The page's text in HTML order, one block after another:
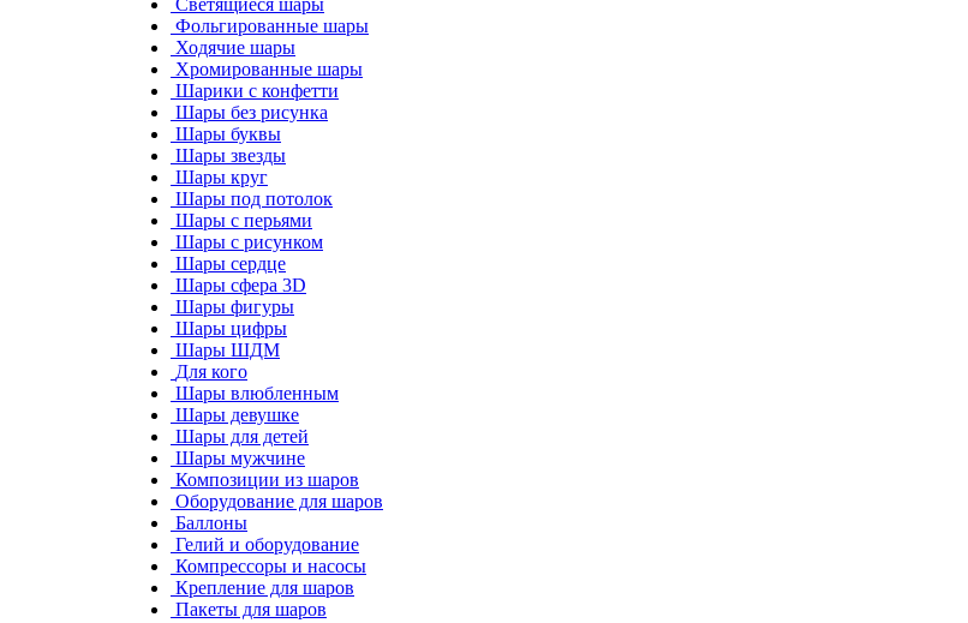
Фольгированные шары
Ходячие шары
Хромированные шары
Шарики с конфетти
Шары без рисунка
Шары буквы
Шары звезды
Шары круг
Шары под потолок
Шары с перьями
Шары с рисунком
Шары сердце
Шары сфера 3D
Шары фигуры
Шары цифры
Шары ШДМ
Для кого
Шары влюбленным
Шары девушке
Шары для детей
Шары мужчине
Композиции из шаров
Оборудование для шаров
Баллоны
Гелий и оборудование
Компрессоры и насосы
Крепление для шаров
Пакеты для шаров